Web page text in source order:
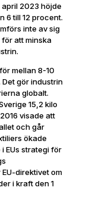
april 2023 höjde
6 till 12 procent.
inte av sig
för att minska
mellan 8-10
gör industrin
globalt.
15,2 kilo
visade att
och går
ökade
EUs strategi för
direktivet om
i kraft den 1